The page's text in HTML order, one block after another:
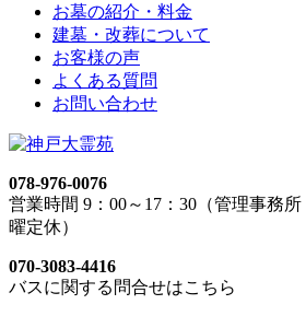
お墓の紹介・料金
建墓・改葬について
お客様の声
よくある質問
お問い合わせ
078-976-0076
営業時間 9：00～17：30（管理事務
曜定休）
070-3083-4416
バスに関する問合せはこちら